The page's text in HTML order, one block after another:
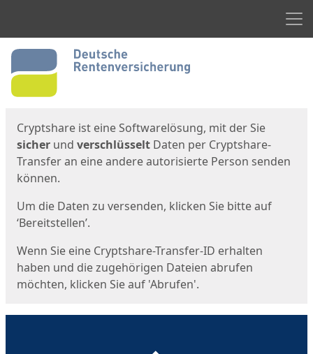
Start
Cryptshare ist eine Softwarelösung, mit der Sie
sicher und verschlüsselt Daten per Cryptshare-
Transfer an eine andere autorisierte Person senden
können.
Um die Daten zu versenden, klicken Sie bitte auf
‘Bereitstellen’.
Wenn Sie eine Cryptshare-Transfer-ID erhalten
haben und die zugehörigen Dateien abrufen
möchten, klicken Sie auf 'Abrufen'.